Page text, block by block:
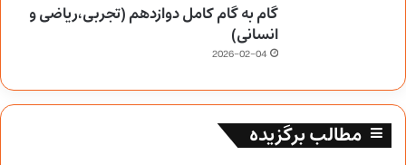
گام به گام کامل دوازدهم (تجربی،ریاضی و
انسانی)
2026-02-04
مطالب برگزیده